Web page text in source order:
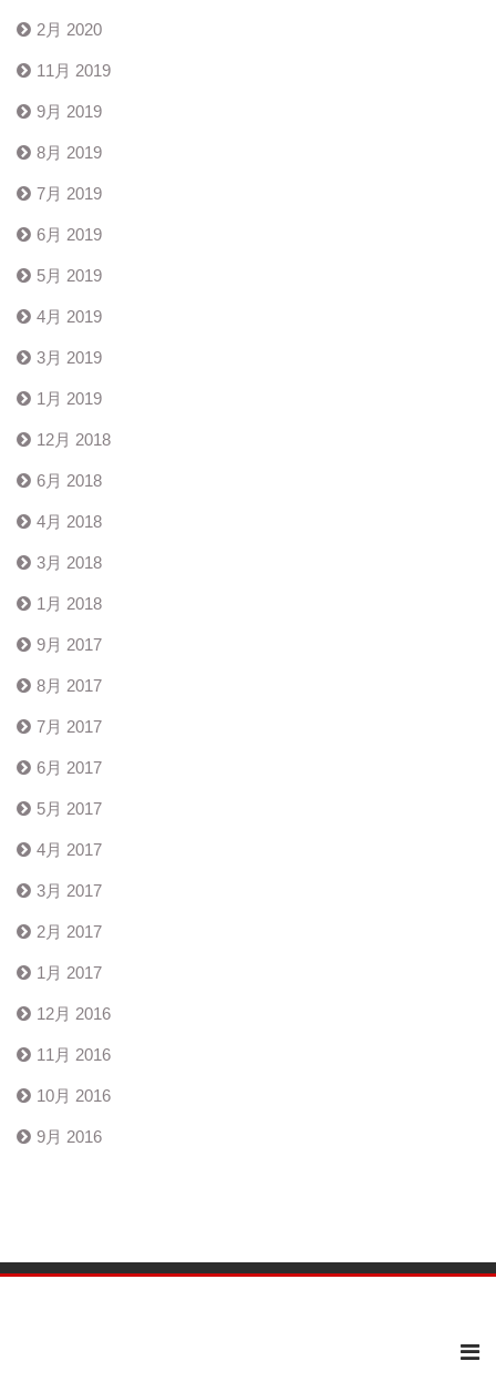
2月 2020
11月 2019
9月 2019
8月 2019
7月 2019
6月 2019
5月 2019
4月 2019
3月 2019
1月 2019
12月 2018
6月 2018
4月 2018
3月 2018
1月 2018
9月 2017
8月 2017
7月 2017
6月 2017
5月 2017
4月 2017
3月 2017
2月 2017
1月 2017
12月 2016
11月 2016
10月 2016
9月 2016